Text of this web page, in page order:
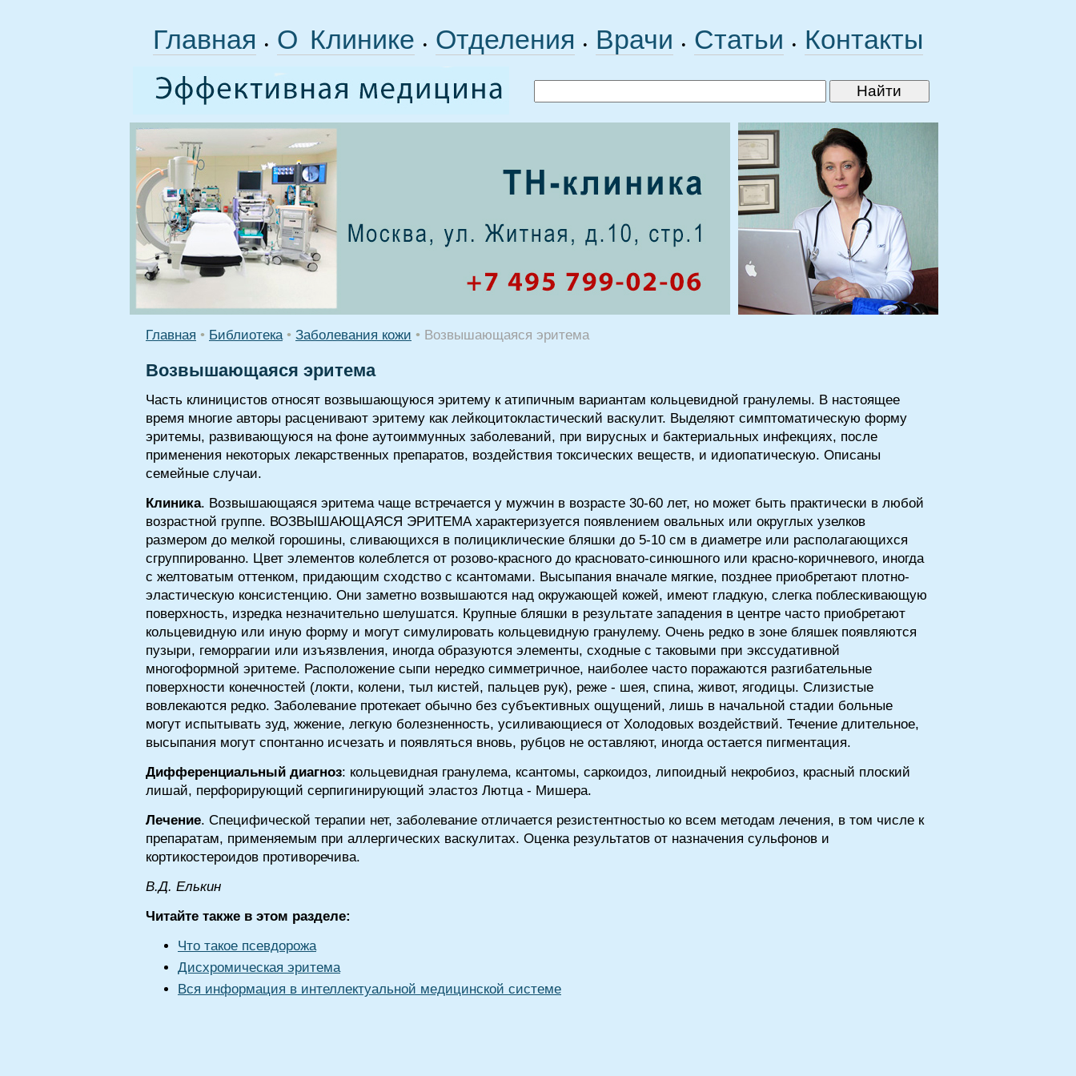
Главная • О Клинике • Отделения • Врачи • Статьи • Контакты
Главная • Библиотека • Заболевания кожи • Возвышающаяся эритема
Возвышающаяся эритема
Часть клиницистов относят возвышающуюся эритему к атипичным вариантам кольцевидной гранулемы. В настоящее
время многие авторы расценивают эритему как лейкоцитокластический васкулит. Выделяют симптоматическую форму
эритемы, развивающуюся на фоне аутоиммунных заболеваний, при вирусных и бактериальных инфекциях, после
применения некоторых лекарственных препаратов, воздействия токсических веществ, и идиопатическую. Описаны
семейные случаи.
Клиника. Возвышающаяся эритема чаще встречается у мужчин в возрасте 30-60 лет, но может быть практически в любой
возрастной группе. ВОЗВЫШАЮЩАЯСЯ ЭРИТЕМА характеризуется появлением овальных или округлых узелков
размером до мелкой горошины, сливающихся в полициклические бляшки до 5-10 см в диаметре или располагающихся
сгруппированно. Цвет элементов колеблется от розово-красного до красновато-синюшного или красно-коричневого, иногда
с желтоватым оттенком, придающим сходство с ксантомами. Высыпания вначале мягкие, позднее приобретают плотно-
эластическую консистенцию. Они заметно возвышаются над окружающей кожей, имеют гладкую, слегка поблескивающую
поверхность, изредка незначительно шелушатся. Крупные бляшки в результате западения в центре часто приобретают
кольцевидную или иную форму и могут симулировать кольцевидную гранулему. Очень редко в зоне бляшек появляются
пузыри, геморрагии или изъязвления, иногда образуются элементы, сходные с таковыми при экссудативной
многоформной эритеме. Расположение сыпи нередко симметричное, наиболее часто поражаются разгибательные
поверхности конечностей (локти, колени, тыл кистей, пальцев рук), реже - шея, спина, живот, ягодицы. Слизистые
вовлекаются редко. Заболевание протекает обычно без субъективных ощущений, лишь в начальной стадии больные
могут испытывать зуд, жжение, легкую болезненность, усиливающиеся от Холодовых воздействий. Течение длительное,
высыпания могут спонтанно исчезать и появляться вновь, рубцов не оставляют, иногда остается пигментация.
Дифференциальный диагноз: кольцевидная гранулема, ксантомы, саркоидоз, липоидный некробиоз, красный плоский
лишай, перфорирующий серпигинирующий эластоз Лютца - Мишера.
Лечение. Специфической терапии нет, заболевание отличается резистентностыо ко всем методам лечения, в том числе к
препаратам, применяемым при аллергических васкулитах. Оценка результатов от назначения сульфонов и
кортикостероидов противоречива.
B.Д. Eлькин
Читайте также в этом разделе:
Что такое псевдорожа
Дисхромическая эритема
Вся информация в интеллектуальной медицинской системе